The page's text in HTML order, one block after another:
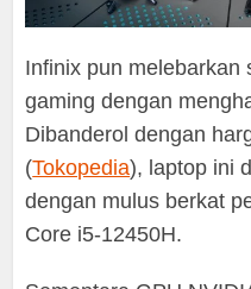
Infinix pun melebarkan
gaming dengan
Dibanderol dengan
(Tokopedia), laptop ini
dengan mulus berkat
Core i5-12450H.